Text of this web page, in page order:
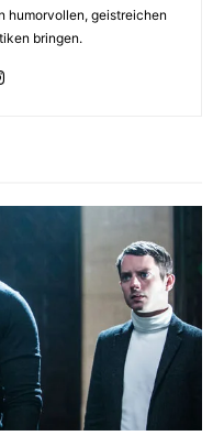
humorvollen, geistreichen
bringen.